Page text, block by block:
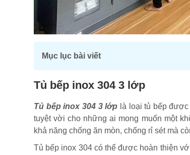
Mục lục bài viết
Tủ bếp inox 304 3 lớp
Tủ bếp inox 304 3 lớp là loại tủ bếp
tuyệt vời cho những ai mong muốn một
khả năng chống ăn mòn, chống rỉ sét mà
Tủ bếp inox 304 có thể được hoàn thiện